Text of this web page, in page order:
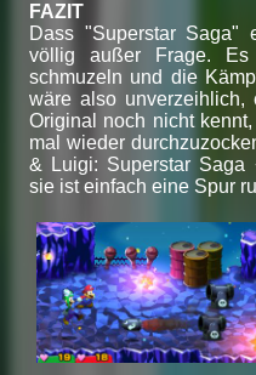
FAZIT
Dass "Superstar Saga"
völlig außer Frage.
schmuzeln und die
wäre also
Original noch nicht
mal wieder
& Luigi: Superstar Saga
sie ist einfach eine Spur